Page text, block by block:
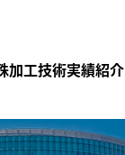
加工技術実績紹介